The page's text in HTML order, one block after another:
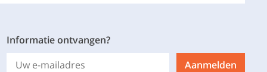
Informatie ontvangen?
Aanmelden